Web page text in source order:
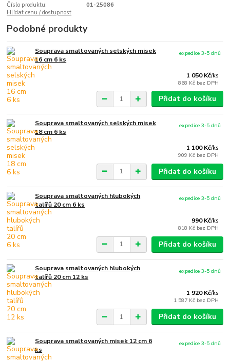
Číslo produktu:
01-25086
Hlídat cenu / dostupnost
Podobné produkty
Souprava smaltovaných selských misek
16 cm 6 ks
1 050 Kč/ks
868 Kč bez DPH
expedice 3-5 dnů
Přidat do košíku
Souprava smaltovaných selských misek
18 cm 6 ks
1 100 Kč/ks
909 Kč bez DPH
expedice 3-5 dnů
Přidat do košíku
Souprava smaltovaných hlubokých
talířů 20 cm 6 ks
990 Kč/ks
818 Kč bez DPH
expedice 3-5 dnů
Přidat do košíku
Souprava smaltovaných hlubokých
talířů 20 cm 12 ks
1 920 Kč/ks
1 587 Kč bez DPH
expedice 3-5 dnů
Přidat do košíku
Souprava smaltovaných misek 12 cm 6
ks
expedice 3-5 dnů